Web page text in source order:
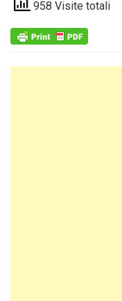
958 Visite totali